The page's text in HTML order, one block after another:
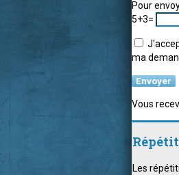
Pour
5+3=
ma
Vous
Les